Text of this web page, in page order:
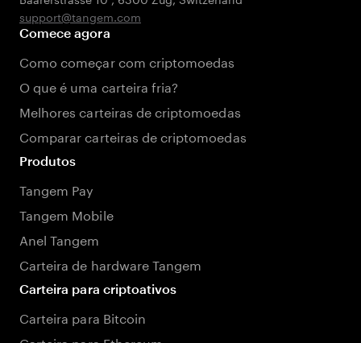
support@tangem.com
Comece agora
Como começar com criptomoedas
O que é uma carteira fria?
Melhores carteiras de criptomoedas
Comparar carteiras de criptomoedas
Produtos
Tangem Pay
Tangem Mobile
Anel Tangem
Carteira de hardware Tangem
Carteira para criptoativos
Carteira para Bitcoin